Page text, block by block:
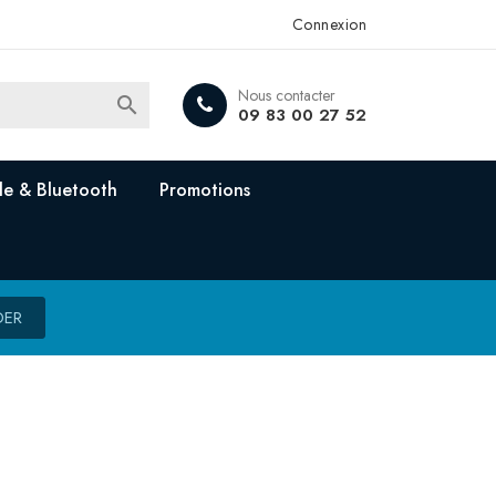
Connexion
Nous contacter
09 83 00 27 52

& Bluetooth Promotions